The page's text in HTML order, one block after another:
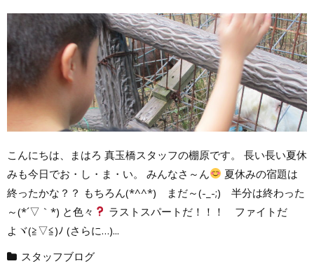
こんにちは、まはろ 真玉橋スタッフの棚原です。 長い長い夏休
みも今日でお・し・ま・い。 みんなさ～ん
夏休みの宿題は
終ったかな？？ もちろん(*^^*) まだ～(-_-;) 半分は終わった
～(*´▽｀*) と色々
ラストスパートだ！！！ ファイトだ
よヾ(≧▽≦)ﾉ (さらに…)...
スタッフブログ